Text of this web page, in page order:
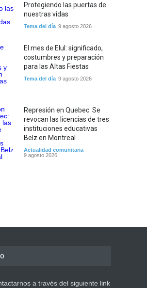
Protegiendo las puertas de
nuestras vidas
Tema del día 9 agosto 2026
El mes de Elul: significado,
costumbres y preparación
para las Altas Fiestas
Tema del día 9 agosto 2026
Represión en Quebec: Se
revocan las licencias de tres
instituciones educativas
Belz en Montreal
Actualidad comunitaria
9 agosto 2026
a través del siguiente link